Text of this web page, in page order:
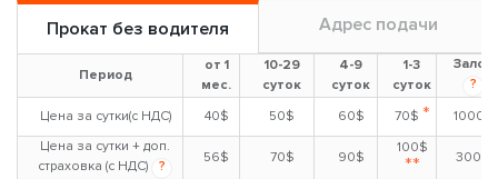
Прокат без водителя Адрес подачи
Период
от 1
мес.
10-29
суток
4-9
суток
1-3
суток
Залог
?
Цена за сутки(с НДС)
40$ 50$ 60$ 70$ *
1000$
Цена за сутки + доп.
страховка (с НДС)
?
56$ 70$ 90$
100$
** 300$